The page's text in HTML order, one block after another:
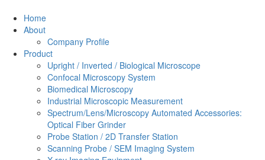
Home
About
Company Profile
Product
Upright / Inverted / Biological Microscope
Confocal Microscopy System
Biomedical Microscopy
Industrial Microscopic Measurement
Spectrum/Lens/Microscopy Automated Accessories:
Optical Fiber Grinder
Probe Station / 2D Transfer Station
Scanning Probe / SEM Imaging System